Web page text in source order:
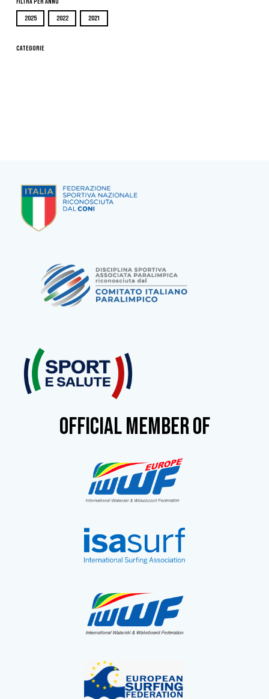
Filtra per Anno
2025 2022 2021
Categorie
OFFICIAL MEMBER OF